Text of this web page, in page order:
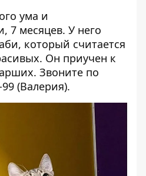
ума и
7 месяцев. У него
который считается
Он приучен к
Звоните по
(Валерия).